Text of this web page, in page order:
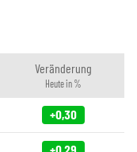
Veränderung
Heute in %
+0,30